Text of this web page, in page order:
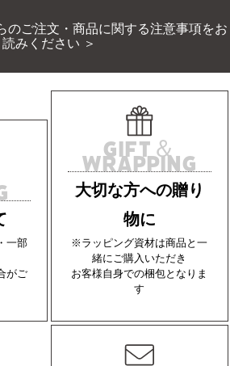
のご注文・商品に関する注意事項をお
読みください ＞
一部
がご
GIFT＆
WRAPPING
大切な方への贈り
物に
※ラッピング資材は商品と一
緒にご購入いただき
お客様自身での梱包となりま
す